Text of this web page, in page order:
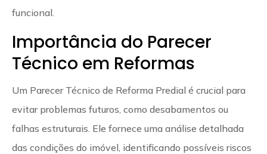
funcional.
Importância do Parecer
Técnico em Reformas
Um Parecer Técnico de Reforma Predial é crucial para
evitar problemas futuros, como desabamentos ou
falhas estruturais. Ele fornece uma análise detalhada
das condições do imóvel, identificando possíveis riscos